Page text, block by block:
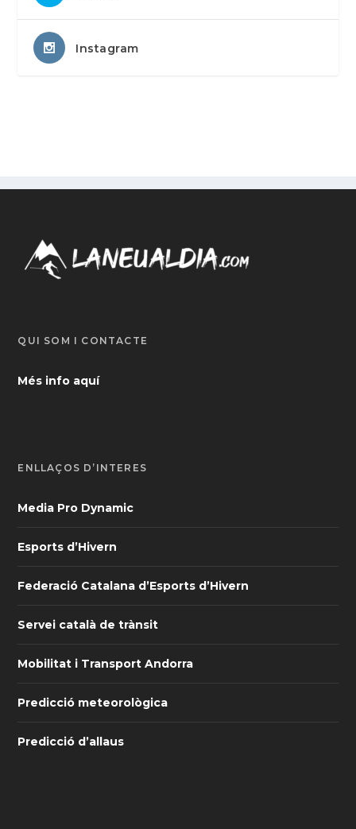
Instagram
QUI SOM I CONTACTE
Més info aquí
ENLLAÇOS D’INTERÈS
Media Pro Dynamic
Esports d’Hivern
Federació Catalana d’Esports d’Hivern
Servei català de trànsit
Mobilitat i Transport Andorra
Predicció meteorològica
Predicció d’allaus